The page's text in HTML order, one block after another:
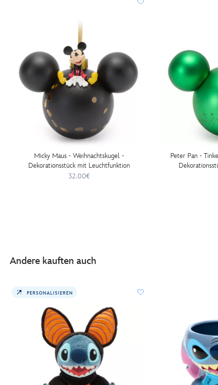
Micky Maus - Weihnachtskugel -
Dekorationsstück mit Leuchtfunktion
32.00€
Peter Pan -
Andere kauften auch
PERSONALISIEREN